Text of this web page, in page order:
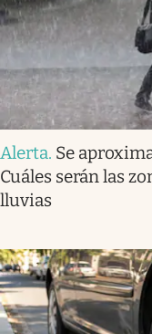
Alerta. Se
Cuáles serán las
lluvias